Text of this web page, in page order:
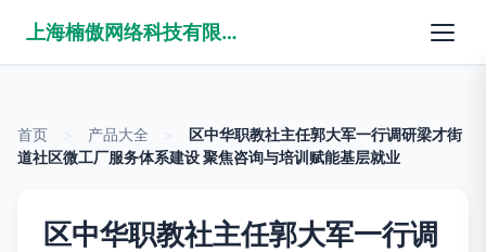
上海楠傲网络科技有限公司
首页 产品大全
区中华职教社主任郭大军一行调研梁才街
道社区微工厂服务体系建设 聚焦咨询与培训赋能基层就业
区中华职教社主任郭大军一行调